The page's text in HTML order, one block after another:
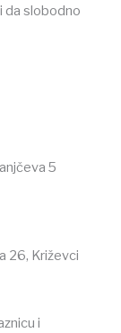
da slobodno
5
26, Križevci
i